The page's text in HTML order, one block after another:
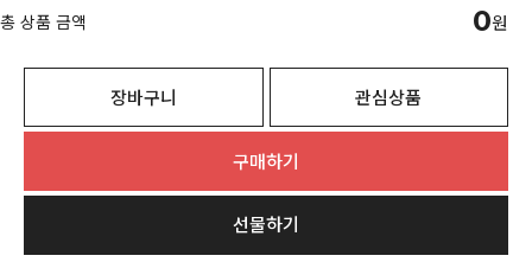
총 상품 금액 0원
장바구니 관심상품
구매하기
선물하기